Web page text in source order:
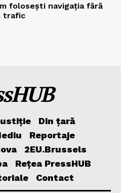
folosești navigația fără
trafic
Din țară
Reportaje
2EU.Brussels
Rețea PressHUB
Contact